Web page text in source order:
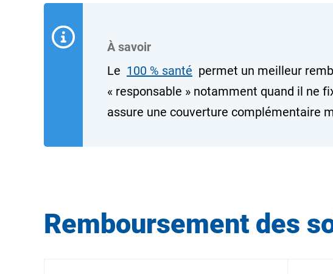
À savoir
Le 100 % santé permet un meilleur
« responsable » notamment quand il ne
assure une couverture complémentaire
Remboursement des